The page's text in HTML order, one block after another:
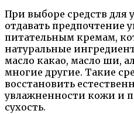
При выборе средств для
отдавать
питательным кремам,
натуральные
масло какао, масло ши,
многие другие. Такие
восстановить
увлажненности кожи и
сухость.